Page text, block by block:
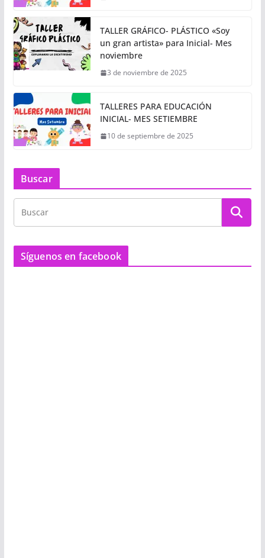
TALLER GRÁFICO- PLÁSTICO «Soy
un gran artista» para Inicial- Mes
noviembre
3 de noviembre de 2025
TALLERES PARA EDUCACIÓN
INICIAL- MES SETIEMBRE
10 de septiembre de 2025
Buscar
Síguenos en facebook